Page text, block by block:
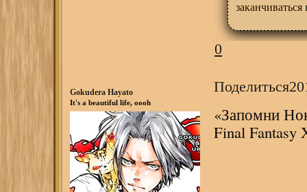
0
Поделиться
Gokudera Hayato
It's a beautiful life, oooh
«Запомни
Final Fantasy